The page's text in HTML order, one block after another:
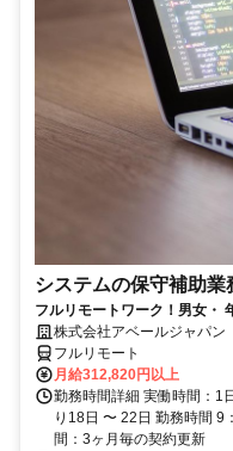
システムの保守補助業
フルリモートワーク！男女・
株式会社アベールジャパン
フルリモート
月給312,820円以上
勤務時間詳細 実働時間：1
り18日 〜 22日 勤務時間 9
間：3ヶ月毎の契約更新